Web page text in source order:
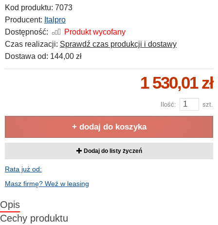
Kod produktu: 7073
Producent: Italpro
Dostępność:
Produkt wycofany
Czas realizacji: Sprawdź czas produkcji i dostawy
Dostawa od: 144,00 zł
1 530,01 zł
Ilość: szt.
+ dodaj do koszyka
Dodaj do listy życzeń
Rata już od:
Masz firmę? Weź w leasing
Opis
Cechy produktu